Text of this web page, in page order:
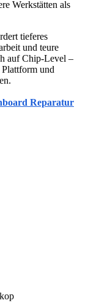
Werkstätten als
tieferes
und teure
auf Chip-Level –
und
Reparatur